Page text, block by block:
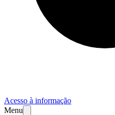
Acesso à informação
Menu